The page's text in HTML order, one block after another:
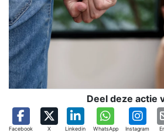
Deel deze actie
Facebook X Linkedin WhatsApp Instagram